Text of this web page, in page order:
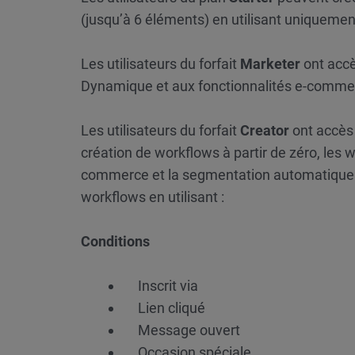
(jusqu’à 6 éléments) en utilisant
Les utilisateurs du forfait Marketer ont
Dynamique et aux fonctionnalités e-
Les utilisateurs du forfait Creator ont
création de workflows à partir de zéro, les
commerce et la segmentation
workflows en utilisant :
Conditions
Inscrit via
Lien cliqué
Message ouvert